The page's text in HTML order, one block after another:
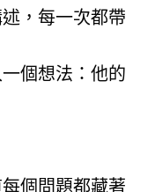
，每一次都帶
個想法：他的
個問題都藏著